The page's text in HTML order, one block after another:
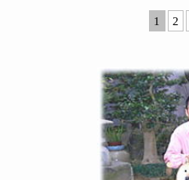
1 2